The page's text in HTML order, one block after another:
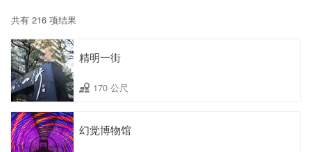
共有 216 项结果
精明一街
170 公尺
幻觉博物馆